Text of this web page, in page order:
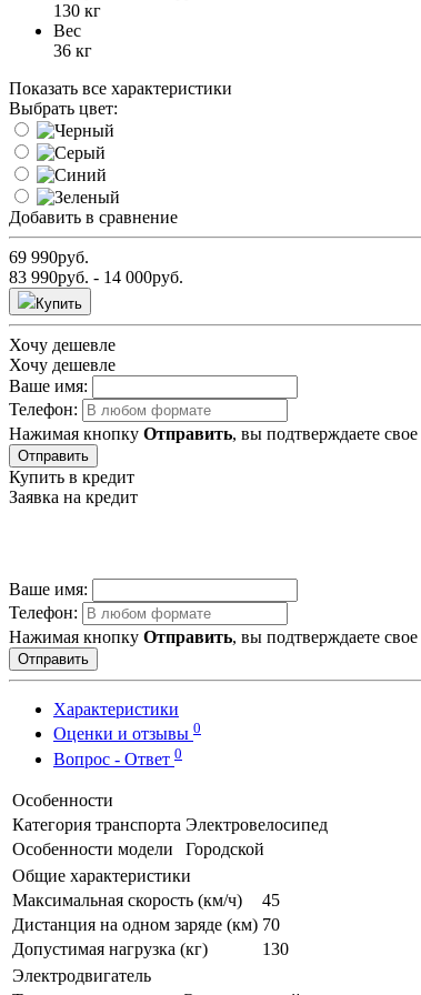
130 кг
Вес
36 кг
Показать все характеристики
Выбрать цвет:
Добавить в сравнение
69 990руб.
83 990руб. - 14 000руб.
Купить
Хочу дешевле
Хочу дешевле
Ваше имя:
Телефон:
Нажимая кнопку Отправить, вы подтверждаете свое
Отправить
Купить в кредит
Заявка на кредит
Ваше имя:
Телефон:
Нажимая кнопку Отправить, вы подтверждаете свое
Отправить
Характеристики
Оценки и отзывы 0
Вопрос - Ответ 0
Особенности
Категория транспорта Электровелосипед
Особенности модели
Городской
Общие характеристики
Максимальная скорость (км/ч)
45
Дистанция на одном заряде (км) 70
Допустимая нагрузка (кг)
130
Электродвигатель